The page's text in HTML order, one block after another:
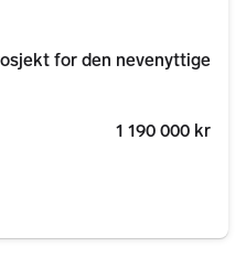
for den nevenyttige
1 190 000 kr